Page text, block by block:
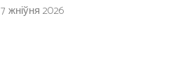
7 жніўня 2026